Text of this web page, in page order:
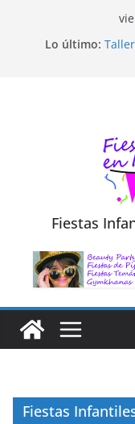
Lo último:
Fiestas
Fiestas